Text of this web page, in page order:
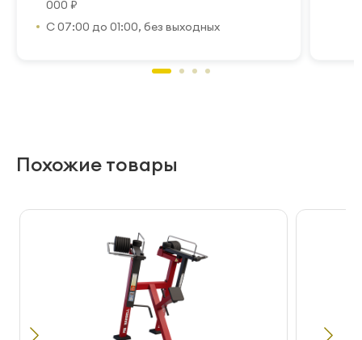
000 ₽
С 07:00 до 01:00, без выходных
Похожие товары